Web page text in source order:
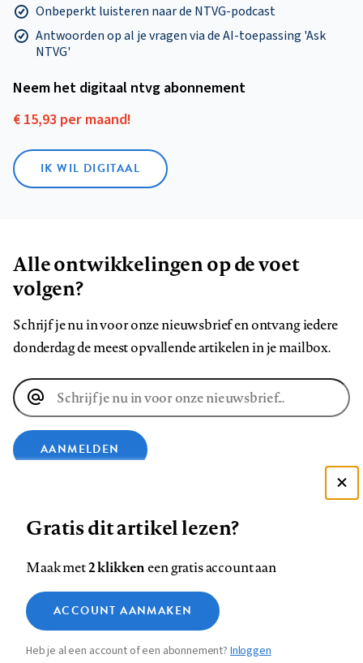
Onbeperkt luisteren naar de NTVG-podcast
Antwoorden op al je vragen via de AI-toepassing 'Ask
NTVG'
Neem het digitaal ntvg abonnement
€ 15,93 per maand!
IK WIL DIGITAAL
Alle ontwikkelingen op de voet
volgen?
Schrijf je nu in voor onze nieuwsbrief en ontvang iedere
donderdag de meest opvallende artikelen in je mailbox.
E-
mailadres
AANMELDEN
op
Facebook
op
LinkedIn
op
Bluesky
ons
op
InstagramYouTube
Footer
Contact Colofon Disclaimer Privacy
Medische vragen verdienen
betrouwbare antwoorden
Zie onze cookie policy
Analytische cookies
Marketing cookies
Gratis dit artikel lezen?
Maak met2 klikkeneen gratis account aan
ACCOUNT AANMAKEN
Heb je al een account of een abonnement?Inloggen